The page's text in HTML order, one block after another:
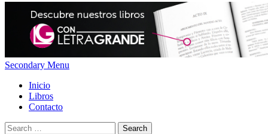
Secondary Menu
Inicio
Libros
Contacto
Search